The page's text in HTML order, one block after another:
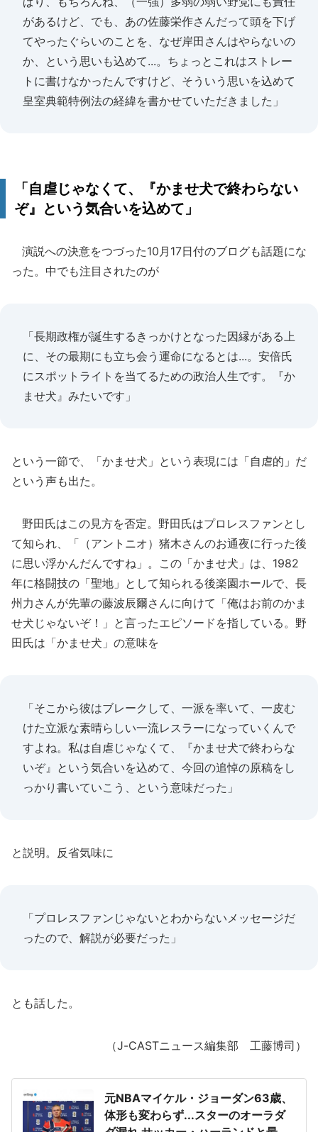
があるけど、でも、あの佐藤栄作さんだって頭を下げ
てやったぐらいのことを、なぜ岸田さんはやらないの
か、という思いも込めて...。ちょっとこれはストレー
トに書けなかったんですけど、そういう思いを込めて
皇室典範特例法の経緯を書かせていただきました」
「自虐じゃなくて、『かませ犬で終わらない
ぞ』という気合いを込めて」
演説への決意をつづった10月17日付のブログも話題にな
った。中でも注目されたのが
「長期政権が誕生するきっかけとなった因縁がある上
に、その最期にも立ち会う運命になるとは...。安倍氏
にスポットライトを当てるための政治人生です。『か
ませ犬』みたいです」
という一節で、「かませ犬」という表現には「自虐的」だ
という声も出た。
野田氏はこの見方を否定。野田氏はプロレスファンとし
て知られ、「（アントニオ）猪木さんのお通夜に行った後
に思い浮かんだんですね」。この「かませ犬」は、1982
年に格闘技の「聖地」として知られる後楽園ホールで、長
州力さんが先輩の藤波辰爾さんに向けて「俺はお前のかま
せ犬じゃないぞ！」と言ったエピソードを指している。野
田氏は「かませ犬」の意味を
「そこから彼はブレークして、一派を率いて、一皮む
けた立派な素晴らしい一流レスラーになっていくんで
すよね。私は自虐じゃなくて、『かませ犬で終わらな
いぞ』という気合いを込めて、今回の追悼の原稿をし
っかり書いていこう、という意味だった」
と説明。反省気味に
「プロレスファンじゃないとわからないメッセージだ
ったので、解説が必要だった」
とも話した。
（J-CASTニュース編集部 工藤博司）
元NBAマイケル・ジョーダン63歳、
体形も変わらず...スターのオーラダ